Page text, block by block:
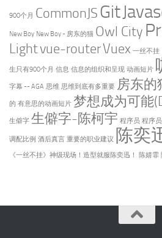
900个月 CommonJSGit
New Boy New Boy - 房东的猫 Owl City
Lightvue-routerVuex 一丝不挂
生只有900个月 信息 信息的组织和呈现 动画短片
字幕 -- AGA 思维 思维到底有多重要 房东的
的 有意思的动画短片 梦想成为可能
生僻字 生僻字-陈柯宇 程序员 程序
调配比例 酒后真言 重要的职业建议 陈奕
《一丝不挂》神级现场！造型就服陈奕迅！
陈婧霏